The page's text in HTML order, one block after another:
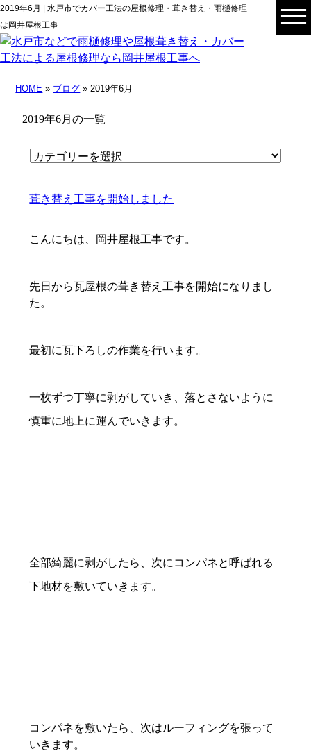
2019年6月 | 水戸市でカバー工法の屋根修理・葺き替え・雨樋修理
は岡井屋根工事
HOME » ブログ » 2019年6月
2019年6月の一覧
葺き替え工事を開始しました
こんにちは、岡井屋根工事です。
先日から瓦屋根の葺き替え工事を開始になりまし
た。
最初に瓦下ろしの作業を行います。
一枚ずつ丁寧に剥がしていき、落とさないように
慎重に地上に運んでいきます。
全部綺麗に剥がしたら、次にコンパネと呼ばれる
下地材を敷いていきます。
コンパネを敷いたら、次はルーフィングを張って
いきます。